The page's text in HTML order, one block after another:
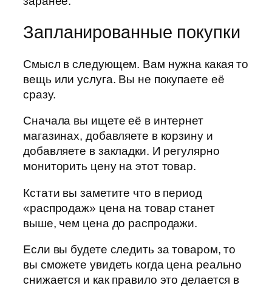
Запланированные покупки
Смысл в следующем. Вам нужна какая то
вещь или услуга. Вы не покупаете её
сразу.
Сначала вы ищете её в интернет
магазинах, добавляете в корзину и
добавляете в закладки. И регулярно
мониторить цену на этот товар.
Кстати вы заметите что в период
«распродаж» цена на товар станет
выше, чем цена до распродажи.
Если вы будете следить за товаром, то
вы сможете увидеть когда цена реально
снижается и как правило это делается в